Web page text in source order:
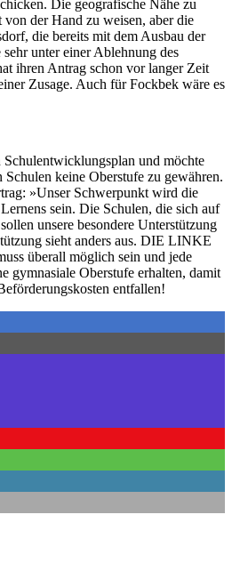
Die geografische Nähe zu
der Hand zu weisen, aber die
die bereits mit dem Ausbau der
unter einer Ablehnung des
ihren Antrag schon vor langer Zeit
Zusage. Auch für Fockbek wäre es
und möchte
keine Oberstufe zu gewähren.
»Unser Schwerpunkt wird die
sein. Die Schulen, die sich auf
unsere besondere Unterstützung
sieht anders aus. DIE LINKE
überall möglich sein und jede
gymnasiale Oberstufe erhalten, damit
entfallen!